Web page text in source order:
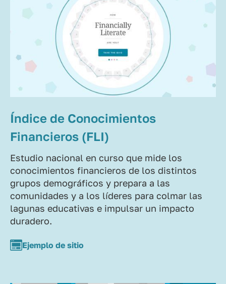
Índice de Conocimientos
Financieros (FLI)
Estudio nacional en curso que mide los
conocimientos financieros de los distintos
grupos demográficos y prepara a las
comunidades y a los líderes para colmar las
lagunas educativas e impulsar un impacto
duradero.
Ejemplo de sitio